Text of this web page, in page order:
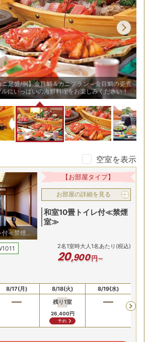
煮＆カニ足盛/例】金目鯛＆カニプラン～金目鯛の姿
テーブルにいっぱいの海鮮料理をお楽しみください！
空室を表示
付≪禁煙室
お部屋で
おりませ
露天をご
【お部屋タイプ】
お部屋の詳細を見る
和室10畳トイレ付≪禁煙
室≫
2名1室時大人1名あたり(税込)
20,900円～
8/17(月)
8/18(火)
残り1室
26,400円
予約
8/19(水)